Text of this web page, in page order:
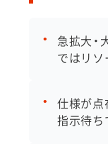
急拡大・
ではリ
仕様が点
指示待ち